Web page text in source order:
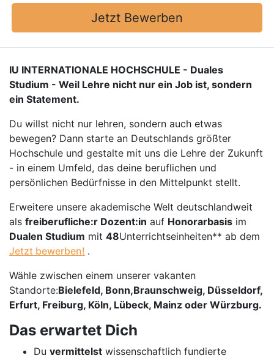
Jetzt Bewerben
IU INTERNATIONALE HOCHSCHULE - Duales
Studium - Weil Lehre nicht nur ein Job ist, sondern
ein Statement.
Du willst nicht nur lehren, sondern auch etwas
bewegen? Dann starte an Deutschlands größter
Hochschule und gestalte mit uns die Lehre der Zukunft
- in einem Umfeld, das deine beruflichen und
persönlichen Bedürfnisse in den Mittelpunkt stellt.
Erweitere unsere akademische Welt deutschlandweit
als freiberufliche:r Dozent:in auf Honorarbasis im
Dualen Studium mit 48Unterrichtseinheiten** ab dem
Jetzt bewerben! .
Wähle zwischen einem unserer vakanten
Standorte:Bielefeld, Bonn,Braunschweig, Düsseldorf,
Erfurt, Freiburg, Köln, Lübeck, Mainz oder Würzburg.
Das erwartet Dich
Du vermittelst wissenschaftlich fundierte